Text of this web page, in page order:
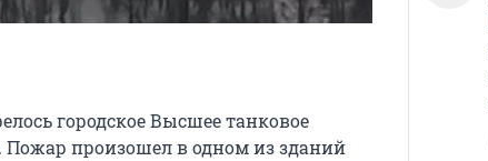
городское Высшее танковое
произошел в одном из зданий